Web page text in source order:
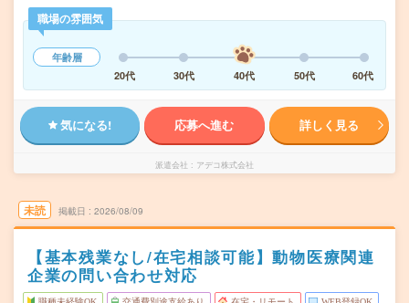
職場の雰囲気
年齢層
20代
30代 40代 50代 60代
気になる! 応募へ進む 詳しく見る
派遣会社 アデコ株式会社
未読 掲載日 2026/08/09
【基本残業なし/在宅相談可能】動物医療関連
企業の問い合わせ対応
職種未経験OK 交通費別途支給あり 在宅・リモート WEB登録OK